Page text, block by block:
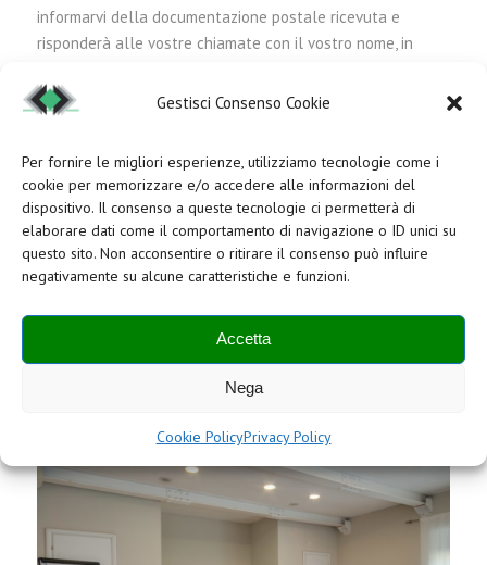
Gestisci Consenso Cookie
Per fornire le migliori esperienze, utilizziamo tecnologie come i
cookie per memorizzare e/o accedere alle informazioni del
dispositivo. Il consenso a queste tecnologie ci permetterà di
elaborare dati come il comportamento di navigazione o ID unici su
questo sito. Non acconsentire o ritirare il consenso può influire
negativamente su alcune caratteristiche e funzioni.
Accetta
Nega
Cookie PolicyPrivacy Policy
informarvi della documentazione postale ricevuta e
risponderà alle vostre chiamate con il vostro nome, in
ore 9.00 alle ore 19.00 di tutti i giorni feriali
Se la vostra azienda ha bisogno di un supporto ancora
maggiore, lo staff Direzionale Eur sarà lieto di poter venire
incontro alle vostre esigenze, gestendo la vostra
personale agenda di appuntamenti, rispondendo con il
nome del vostro studio o della vostra azienda secondo le
Il ventaglio dei servizi offerti è davvero ampio, potrete
richiedere anche il trasferimento delle chiamate
direttamente sul vostro cellulare.